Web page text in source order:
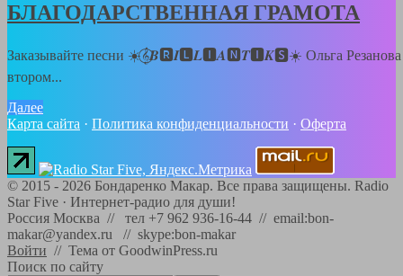
БЛАГОДАРСТВЕННАЯ ГРАМОТА
Заказывайте песни ☀️𝄞⃝𝑩🆁𝑰🅻𝑳🅸𝑨🅽𝑻🅸𝑲🆂☀️ Ольга Резанова
втором...
Далее
Карта сайта · Политика конфиденциальности · Оферта
© 2015 - 2026 Бондаренко Макар. Все права защищены. Radio
Star Five · Интернет-радио для души!
Россия Москва // тел +7 962 936-16-44 // email:bon-
makar@yandex.ru // skype:bon-makar
Войти // Тема от GoodwinPress.ru
Поиск по сайту